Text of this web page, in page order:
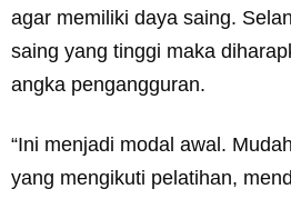
agar memiliki daya saing.
saing yang tinggi maka
angka pengangguran.
“Ini menjadi modal awal.
yang mengikuti pelatihan,